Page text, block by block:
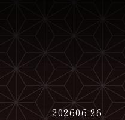
202606.26